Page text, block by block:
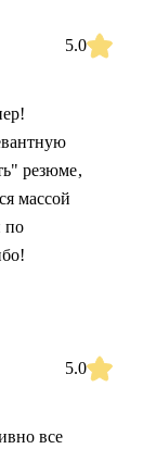
5.0
резюме,
массой
по
5.0
все